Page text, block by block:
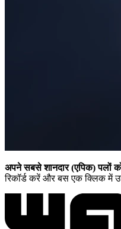
अपने सबसे शानदार (एपिक) पलों
रिकॉर्ड करें और बस एक क्लिक में